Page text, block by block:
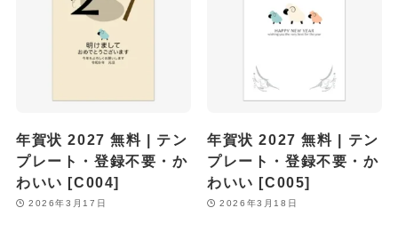
年賀状 2027 無料 | テン
プレート・登録不要・か
わいい [C004]
2026年3月17日
年賀状 2027 無料 | テン
プレート・登録不要・か
わいい [C005]
2026年3月18日